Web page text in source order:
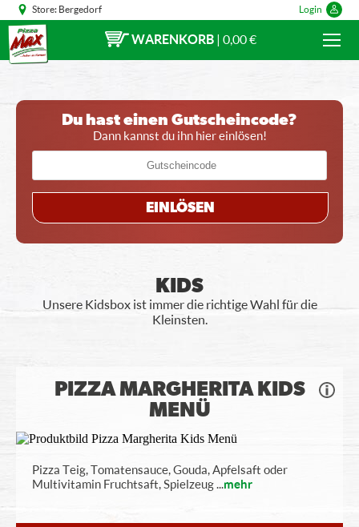
Store: Bergedorf Login
WARENKORB | 0,00 €
Du hast einen Gutscheincode?
Dann kannst du ihn hier einlösen!
EINLÖSEN
KIDS
Unsere Kidsbox ist immer die richtige Wahl für die
Kleinsten.
PIZZA MARGHERITA KIDS
MENÜ
Pizza Teig, Tomatensauce, Gouda, Apfelsaft oder
Multivitamin Fruchtsaft, Spielzeug...mehr